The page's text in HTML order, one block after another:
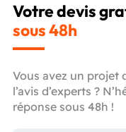
Votre devis
sous 48h
Vous avez un projet
l’avis d’experts ?
réponse sous 48h !